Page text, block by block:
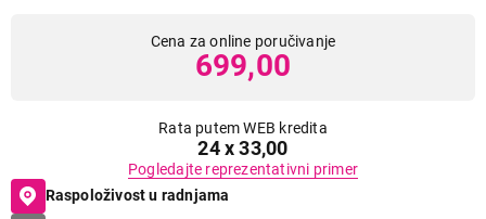
Cena za online poručivanje
699,00
Rata putem WEB kredita
24 x 33,00
Pogledajte reprezentativni primer
Raspoloživost u radnjama